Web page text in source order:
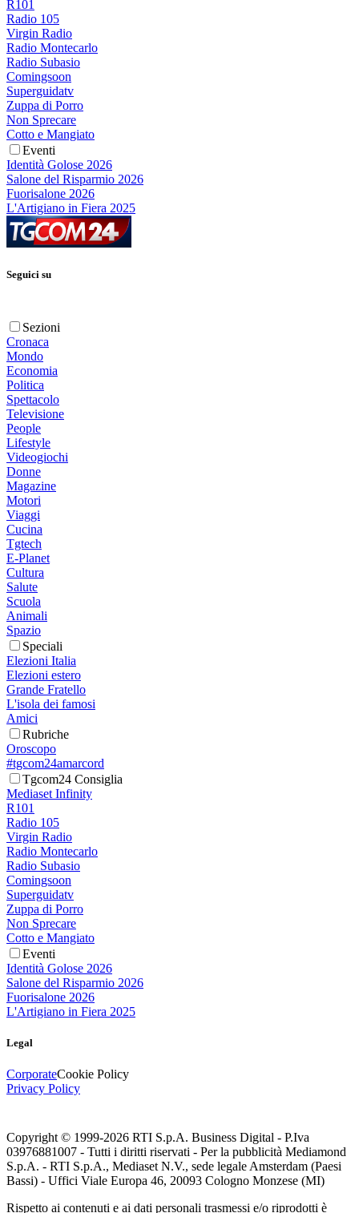
R101
Radio 105
Virgin Radio
Radio Montecarlo
Radio Subasio
Comingsoon
Superguidatv
Zuppa di Porro
Non Sprecare
Cotto e Mangiato
Eventi
Identità Golose 2026
Salone del Risparmio 2026
Fuorisalone 2026
L'Artigiano in Fiera 2025
Seguici su
Sezioni
Cronaca
Mondo
Economia
Politica
Spettacolo
Televisione
People
Lifestyle
Videogiochi
Donne
Magazine
Motori
Viaggi
Cucina
Tgtech
E-Planet
Cultura
Salute
Scuola
Animali
Spazio
Speciali
Elezioni Italia
Elezioni estero
Grande Fratello
L'isola dei famosi
Amici
Rubriche
Oroscopo
#tgcom24amarcord
Tgcom24 Consiglia
Mediaset Infinity
R101
Radio 105
Virgin Radio
Radio Montecarlo
Radio Subasio
Comingsoon
Superguidatv
Zuppa di Porro
Non Sprecare
Cotto e Mangiato
Eventi
Identità Golose 2026
Salone del Risparmio 2026
Fuorisalone 2026
L'Artigiano in Fiera 2025
Legal
CorporateCookie Policy
Privacy Policy
Copyright © 1999-2026 RTI S.p.A. Business Digital - P.Iva
03976881007 - Tutti i diritti riservati - Per la pubblicità Mediamond
S.p.A. - RTI S.p.A., Mediaset N.V., sede legale Amsterdam (Paesi
Bassi) - Uffici Viale Europa 46, 20093 Cologno Monzese (MI)
Rispetto ai contenuti e ai dati personali trasmessi e/o riprodotti è